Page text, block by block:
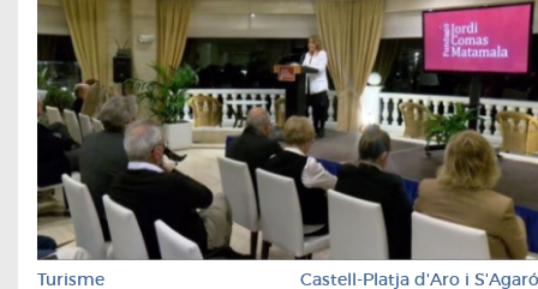
Turisme Castell-Platja d'Aro i S'Agaró